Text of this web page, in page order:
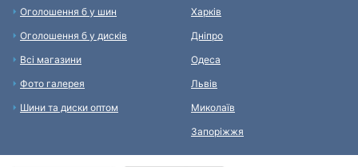
Оголошення б у шин
Оголошення б у дисків
Всі магазини
Фото галерея
Шини та диски оптом
Харків
Дніпро
Одеса
Львів
Миколаїв
Запоріжжя